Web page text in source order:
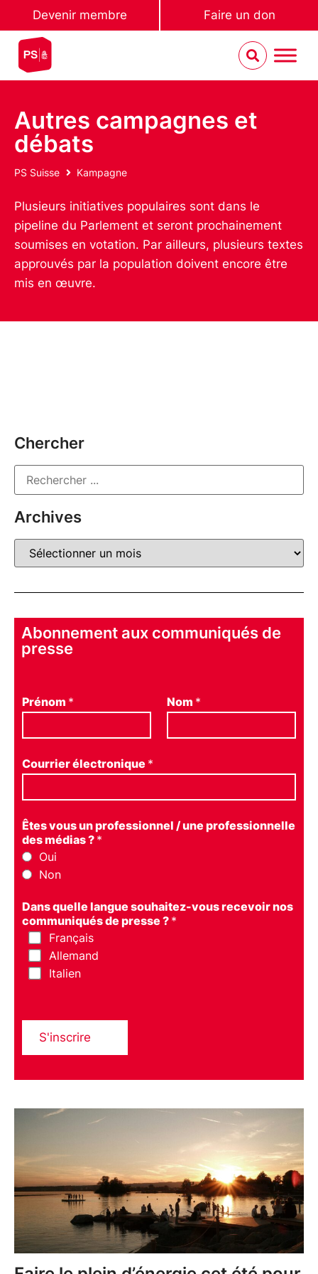
Devenir membre Faire un don
Autres campagnes et
débats
PS Suisse Kampagne
Plusieurs initiatives populaires sont dans le
pipeline du Parlement et seront prochainement
soumises en votation. Par ailleurs, plusieurs textes
approuvés par la population doivent encore être
mis en œuvre.
Chercher
Archives
Abonnement aux communiqués de
presse
Prénom * Nom *
Courrier électronique *
Êtes vous un professionnel / une professionnelle
des médias ? *
Oui
Non
Dans quelle langue souhaitez-vous recevoir nos
communiqués de presse ? *
Français
Allemand
Italien
S'inscrire